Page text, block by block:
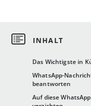
Das Wichtigste in
WhatsApp-
beantworten
Auf diese